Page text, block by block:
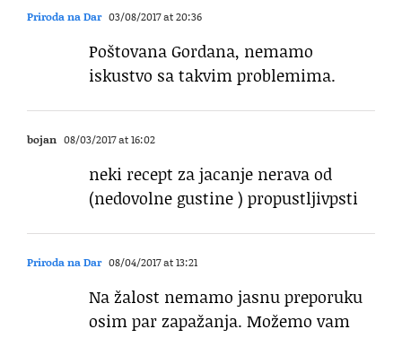
Priroda na Dar 03/08/2017 at 20:36
Poštovana Gordana, nemamo
iskustvo sa takvim problemima.
bojan 08/03/2017 at 16:02
neki recept za jacanje nerava od
(nedovolne gustine ) propustljivpsti
Priroda na Dar 08/04/2017 at 13:21
Na žalost nemamo jasnu preporuku
osim par zapažanja. Možemo vam